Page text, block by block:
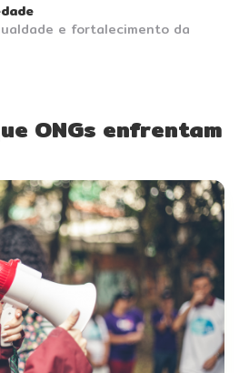
e fortalecimento da
ONGs enfrentam